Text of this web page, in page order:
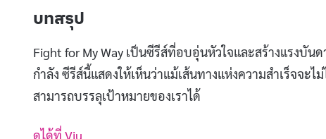
บทสรุป
Fight for My Way เป็นซีรีส์ที่อบอุ่นหัวใจและสร้างแรงบัน
กำลัง ซีรีส์นี้แสดงให้เห็นว่าแม้เส้นทางแห่งความสำเร็จจะ
สามารถบรรลุเป้าหมายของเราได้
ดูได้ที่ Viu